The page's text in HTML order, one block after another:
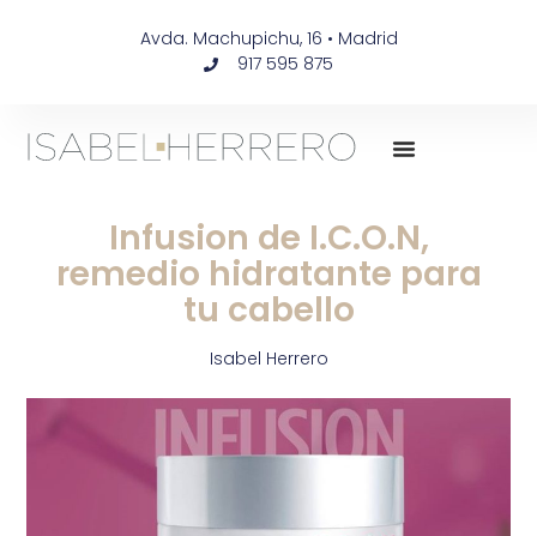
Avda. Machupichu, 16 • Madrid
917 595 875
Infusion de I.C.O.N,
remedio hidratante para
tu cabello
Isabel Herrero